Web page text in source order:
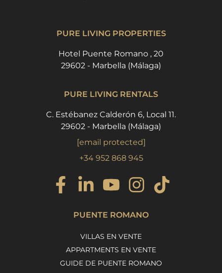
PURE LIVING PROPERTIES
Hotel Puente Romano , 20
29602 - Marbella (Málaga)
PURE LIVING RENTALS
C. Estébanez Calderón 6, Local 11.
29602 - Marbella (Málaga)
[email protected]
+34 952 868 945
PUENTE ROMANO
VILLAS EN VENTE
APPARTMENTS EN VENTE
GUIDE DE PUENTE ROMANO